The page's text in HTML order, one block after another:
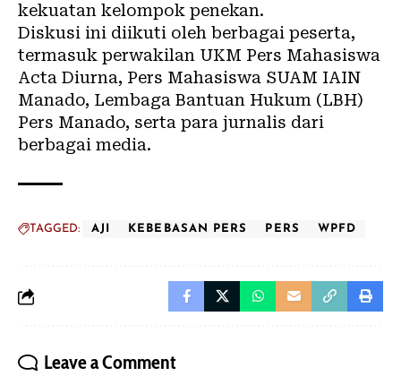
kekuatan kelompok penekan.
Diskusi ini diikuti oleh berbagai peserta,
termasuk perwakilan UKM Pers Mahasiswa
Acta Diurna, Pers Mahasiswa SUAM IAIN
Manado, Lembaga Bantuan Hukum (LBH)
Pers Manado, serta para jurnalis dari
berbagai media.
TAGGED: AJI KEBEBASAN PERS PERS WPFD
Leave a Comment